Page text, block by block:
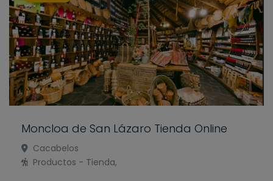
Moncloa de San Lázaro Tienda Online
Cacabelos
Productos - Tienda,